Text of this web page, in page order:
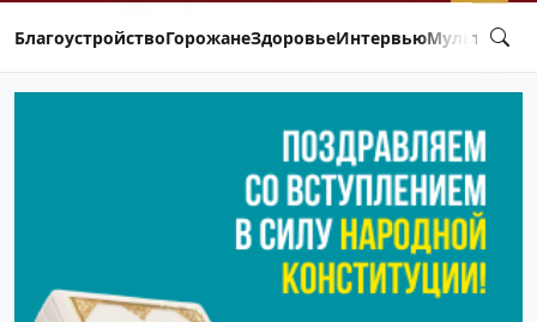
БлагоустройствоГорожанеЗдоровьеИнтервью